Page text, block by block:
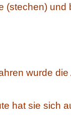
(stechen) und
wurde
hat sie sich